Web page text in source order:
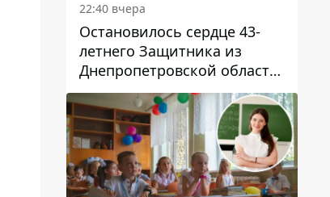
22:40 вчера
Остановилось сердце 43-
летнего Защитника из
Днепропетровской области
Евгения Зинченко